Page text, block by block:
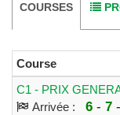
COURSES
Course
C1 - PRIX
Arrivée :
6- 7-